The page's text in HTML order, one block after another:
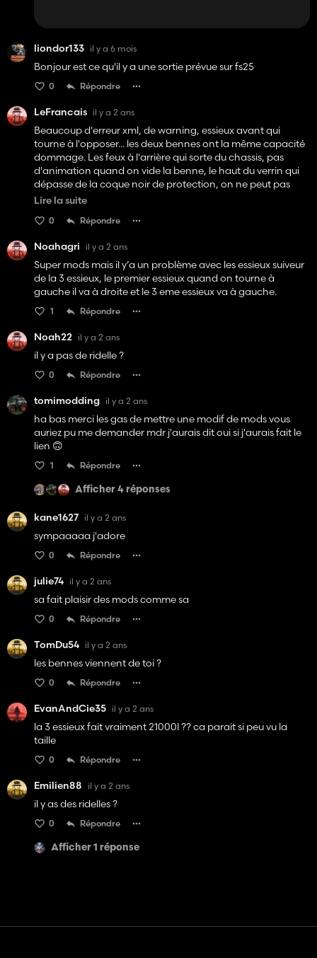
liondor133 il y a 6 mois
Bonjour est ce qu'il y a une sortie prévue sur fs25
0 Répondre
LeFrancais il y a 2 ans
Beaucoup d'erreur xml, de warning, essieux avant qui
tourne à l'opposer... les deux bennes ont la même capacité
dommage. Les feux à l'arrière qui sorte du chassis, pas
d'animation quand on vide la benne, le haut du verrin qui
dépasse de la coque noir de protection, on ne peut pas
vider par la trappe à grain, quand on choisi la monte de
En attendant une v2 peut être avec pas mal de rajout et de
Lire la suite
0 Répondre
Noahagri il y a 2 ans
Super mods mais il y’a un problème avec les essieux suiveur
de la 3 essieux, le premier essieux quand on tourne à
gauche il va à droite et le 3 eme essieux va à gauche.
1 Répondre
Noah22 il y a 2 ans
il y a pas de ridelle ?
0 Répondre
tomimodding il y a 2 ans
ha bas merci les gas de mettre une modif de mods vous
auriez pu me demander mdr j'aurais dit oui si j'aurais fait le
lien 🙃
1 Répondre
Afficher 4 réponses
kane1627 il y a 2 ans
sympaaaaa j'adore
0 Répondre
julie74 il y a 2 ans
sa fait plaisir des mods comme sa
0 Répondre
TomDu54 il y a 2 ans
les bennes viennent de toi ?
0 Répondre
EvanAndCie35 il y a 2 ans
la 3 essieux fait vraiment 21000l ?? ca parait si peu vu la
taille
0 Répondre
Emilien88 il y a 2 ans
il y as des ridelles ?
0 Répondre
Afficher 1 réponse